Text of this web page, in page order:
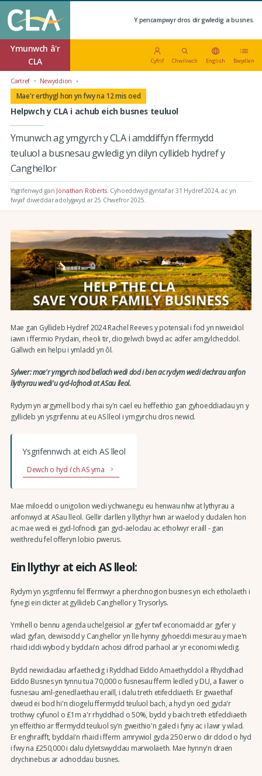
Y pencampwyr dros dir gwledig a busnes.
Ymunwch â'r
CLA
Cyfrif Chwiliwch English Bwydlen
Cartref Newyddion
Mae'r erthygl hon yn fwy na 12 mis oed
Helpwch y CLA i achub eich busnes teuluol
Ymunwch ag ymgyrch y CLA i amddiffyn ffermydd
teuluol a busnesau gwledig yn dilyn cyllideb hydref y
Canghellor
Ysgrifenwyd gan Jonathan Roberts. Cyhoeddwyd gyntaf ar 31 Hydref 2024, ac yn
fwyaf diweddar adolygwyd ar 25 Chwefror 2025.
Mae gan Gyllideb Hydref 2024 Rachel Reeves y potensial i fod yn niweidiol
iawn i ffermio Prydain, rheoli tir, diogelwch bwyd ac adfer amgylcheddol.
Gallwch ein helpu i ymladd yn ôl.
Sylwer: mae'r ymgyrch isod bellach wedi dod i ben ac rydym wedi dechrau anfon
llythyrau wedi'u cyd-lofnodi at ASau lleol.
Rydym yn argymell bod y rhai sy'n cael eu heffeithio gan gyhoeddiadau yn y
gyllideb yn ysgrifennu at eu AS lleol i ymgyrchu dros newid.
Ysgrifennwch at eich AS lleol
Dewch o hyd i'ch AS yma
Mae miloedd o unigolion wedi ychwanegu eu henwau nhw at lythyrau a
anfonwyd at ASau lleol. Gellir darllen y llythyr hwn ar waelod y dudalen hon
ac mae wedi ei gyd-lofnodi gan gyd-aelodau ac etholwyr eraill - gan
weithredu fel offeryn lobïo pwerus.
Ein llythyr at eich AS lleol:
Rydym yn ysgrifennu fel ffermwyr a pherchnogion busnes yn eich etholaeth i
fynegi ein dicter at gyllideb Canghellor y Trysorlys.
Ymhell o bennu agenda uchelgeisiol ar gyfer twf economaidd ar gyfer y
wlad gyfan, dewisodd y Canghellor yn lle hynny gyhoeddi mesurau y mae'n
rhaid iddi wybod y byddai'n achosi difrod parhaol ar yr economi wledig.
Bydd newidiadau arfaethedig i Ryddhad Eiddo Amaethyddol a Rhyddhad
Eiddo Busnes yn tynnu tua 70,000 o fusnesau fferm ledled y DU, a llawer o
fusnesau aml-genedlaethau eraill, i dalu treth etifeddiaeth. Er gwaethaf
dweud ei bod hi'n diogelu ffermydd teuluol bach, a hyd yn oed gyda'r
trothwy cyfunol o £1m a'r rhyddhad o 50%, bydd y baich treth etifeddiaeth
yn effeithio ar ffermydd teuluol sy'n gweithio'n galed i fyny ac i lawr y wlad.
Er enghraifft, byddai'n rhaid i fferm amrywiol gyda 250 erw o dir ddod o hyd
i fwy na £250,000 i dalu dyletswyddau marwolaeth. Mae hynny'n draen
drychinebus ar adnoddau busnes.